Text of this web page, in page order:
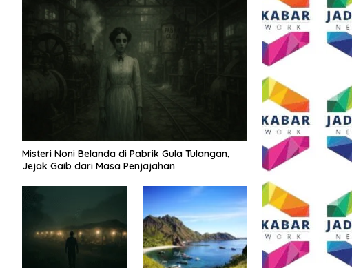
Misteri Noni Belanda di Pabrik Gula Tulangan,
Jejak Gaib dari Masa Penjajahan